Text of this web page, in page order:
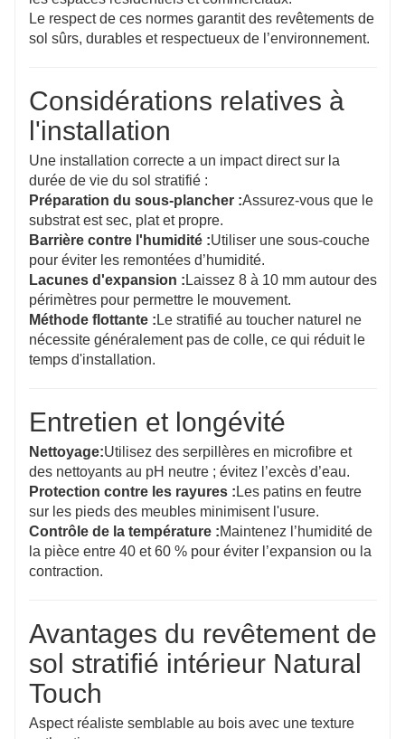
Le respect de ces normes garantit des revêtements de
sol sûrs, durables et respectueux de l’environnement.
Considérations relatives à
l'installation
Une installation correcte a un impact direct sur la
durée de vie du sol stratifié :
Préparation du sous-plancher :Assurez-vous que le
substrat est sec, plat et propre.
Barrière contre l'humidité :Utiliser une sous-couche
pour éviter les remontées d’humidité.
Lacunes d'expansion : Laissez 8 à 10 mm autour des
périmètres pour permettre le mouvement.
Méthode flottante : Le stratifié au toucher naturel ne
nécessite généralement pas de colle, ce qui réduit le
temps d'installation.
Entretien et longévité
Nettoyage:Utilisez des serpillères en microfibre et
des nettoyants au pH neutre ; évitez l’excès d’eau.
Protection contre les rayures : Les patins en feutre
sur les pieds des meubles minimisent l'usure.
Contrôle de la température :Maintenez l’humidité de
la pièce entre 40 et 60 % pour éviter l’expansion ou la
contraction.
Avantages du revêtement de
sol stratifié intérieur Natural
Touch
Aspect réaliste semblable au bois avec une texture